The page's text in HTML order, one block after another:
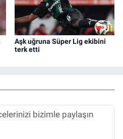
Aşk uğruna Süper Lig ekibini
terk etti